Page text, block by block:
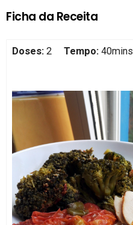
Ficha da Receita
Doses: 2 Tempo: 40mins